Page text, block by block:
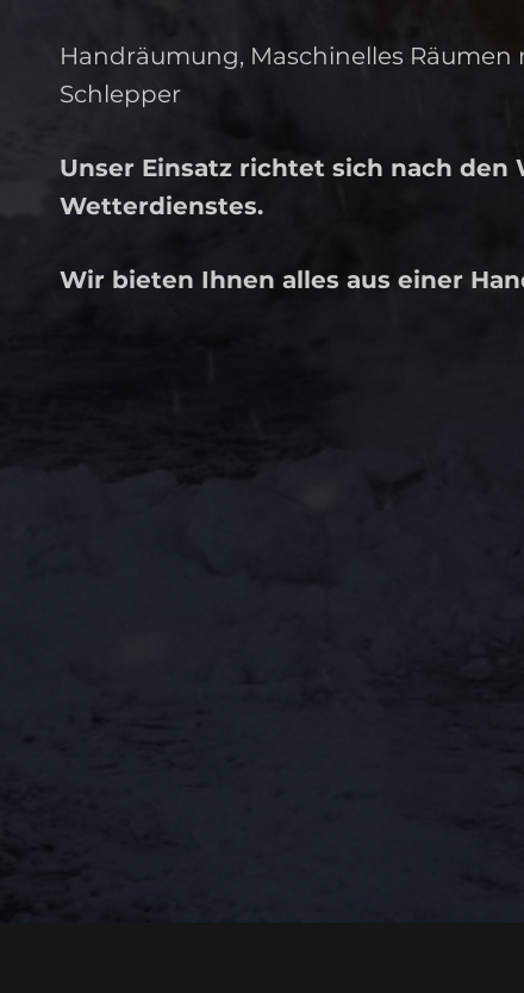
Handräumung, Maschinelles
Schlepper
Unser Einsatz richtet sich nach
Wetterdienstes.
Wir bieten Ihnen alles aus einer